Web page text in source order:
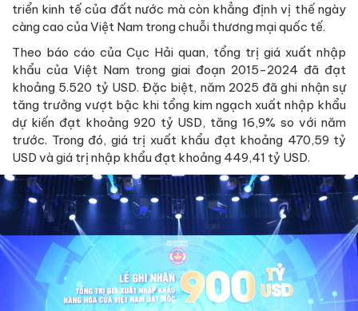
triển kinh tế của đất nước mà còn khẳng định vị thế ngày
càng cao của Việt Nam trong chuỗi thương mại quốc tế.
Theo báo cáo của Cục Hải quan, tổng trị giá xuất nhập
khẩu của Việt Nam trong giai đoạn 2015-2024 đã đạt
khoảng 5.520 tỷ USD. Đặc biệt, năm 2025 đã ghi nhận sự
tăng trưởng vượt bậc khi tổng kim ngạch xuất nhập khẩu
dự kiến đạt khoảng 920 tỷ USD, tăng 16,9% so với năm
trước. Trong đó, giá trị xuất khẩu đạt khoảng 470,59 tỷ
USD và giá trị nhập khẩu đạt khoảng 449,41 tỷ USD.